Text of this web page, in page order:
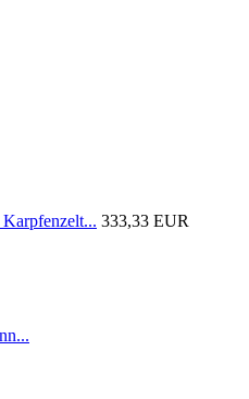
333,33 EUR